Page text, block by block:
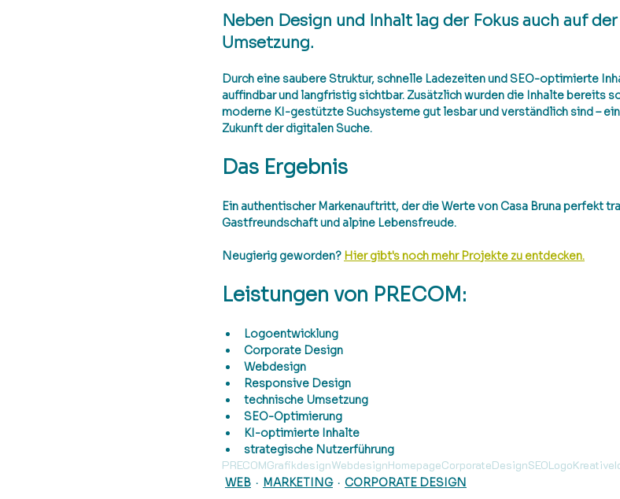
Neben Design und Inhalt lag der Fokus auch auf
Umsetzung.
Durch eine saubere Struktur, schnelle Ladezeiten und SEO-optimierte
auffindbar und langfristig sichtbar. Zusätzlich wurden die Inhalte bereits
moderne KI-gestützte Suchsysteme gut lesbar und verständlich sind –
Zukunft der digitalen Suche.
Das Ergebnis
Ein authentischer Markenauftritt, der die Werte von Casa Bruna perfekt
Gastfreundschaft und alpine Lebensfreude.
Neugierig geworden? Hier gibt's noch mehr Projekte zu entdecken.
Leistungen von PRECOM:
Logoentwicklung
Corporate Design
Webdesign
Responsive Design
technische Umsetzung
SEO-Optimierung
KI-optimierte Inhalte
strategische Nutzerführung
PRECOMGrafikdesignWebdesignHomepageCorporateDesignSEOLogo
WEB MARKETING CORPORATE DESIGN